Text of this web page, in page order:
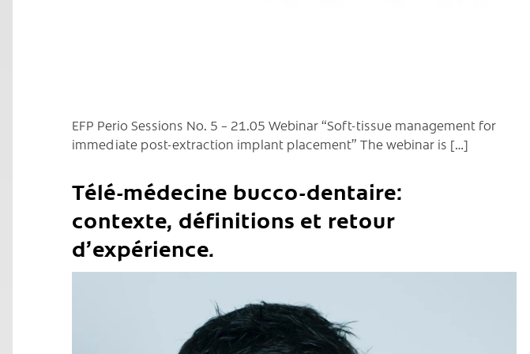
EFP Perio Sessions No. 5 – 21.05 Webinar “Soft-tissue management for
immediate post-extraction implant placement” The webinar is […]
Télé-médecine bucco-dentaire:
contexte, définitions et retour
d’expérience.